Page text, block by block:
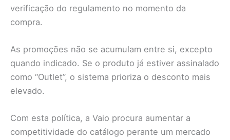
verificação do regulamento no momento da
compra.
As promoções não se acumulam entre si, excepto
quando indicado. Se o produto já estiver assinalado
como “Outlet”, o sistema prioriza o desconto mais
elevado.
Com esta política, a Vaio procura aumentar a
competitividade do catálogo perante um mercado